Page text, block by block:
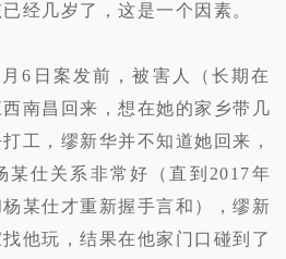
经几岁了，这是一个因素。
6日案发前，被害人（长期在
南昌回来，想在她的家乡带几
工，缪新华并不知道她回来，
某仕关系非常好（直到2017年
某仕才重新握手言和），缪新
他玩，结果在他家门口碰到了